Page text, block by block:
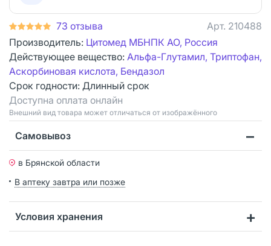
73 отзыва Арт. 210488
Производитель: Цитомед МБНПК АО, Россия
Действующее вещество: Альфа-Глутамил, Триптофан,
Аскорбиновая кислота, Бендазол
Срок годности: Длинный срок
Доступна оплата онлайн
Bнешний вид товара может отличаться от изображённого
Самовывоз
в Брянской области
В аптеку завтра или позже
Условия хранения